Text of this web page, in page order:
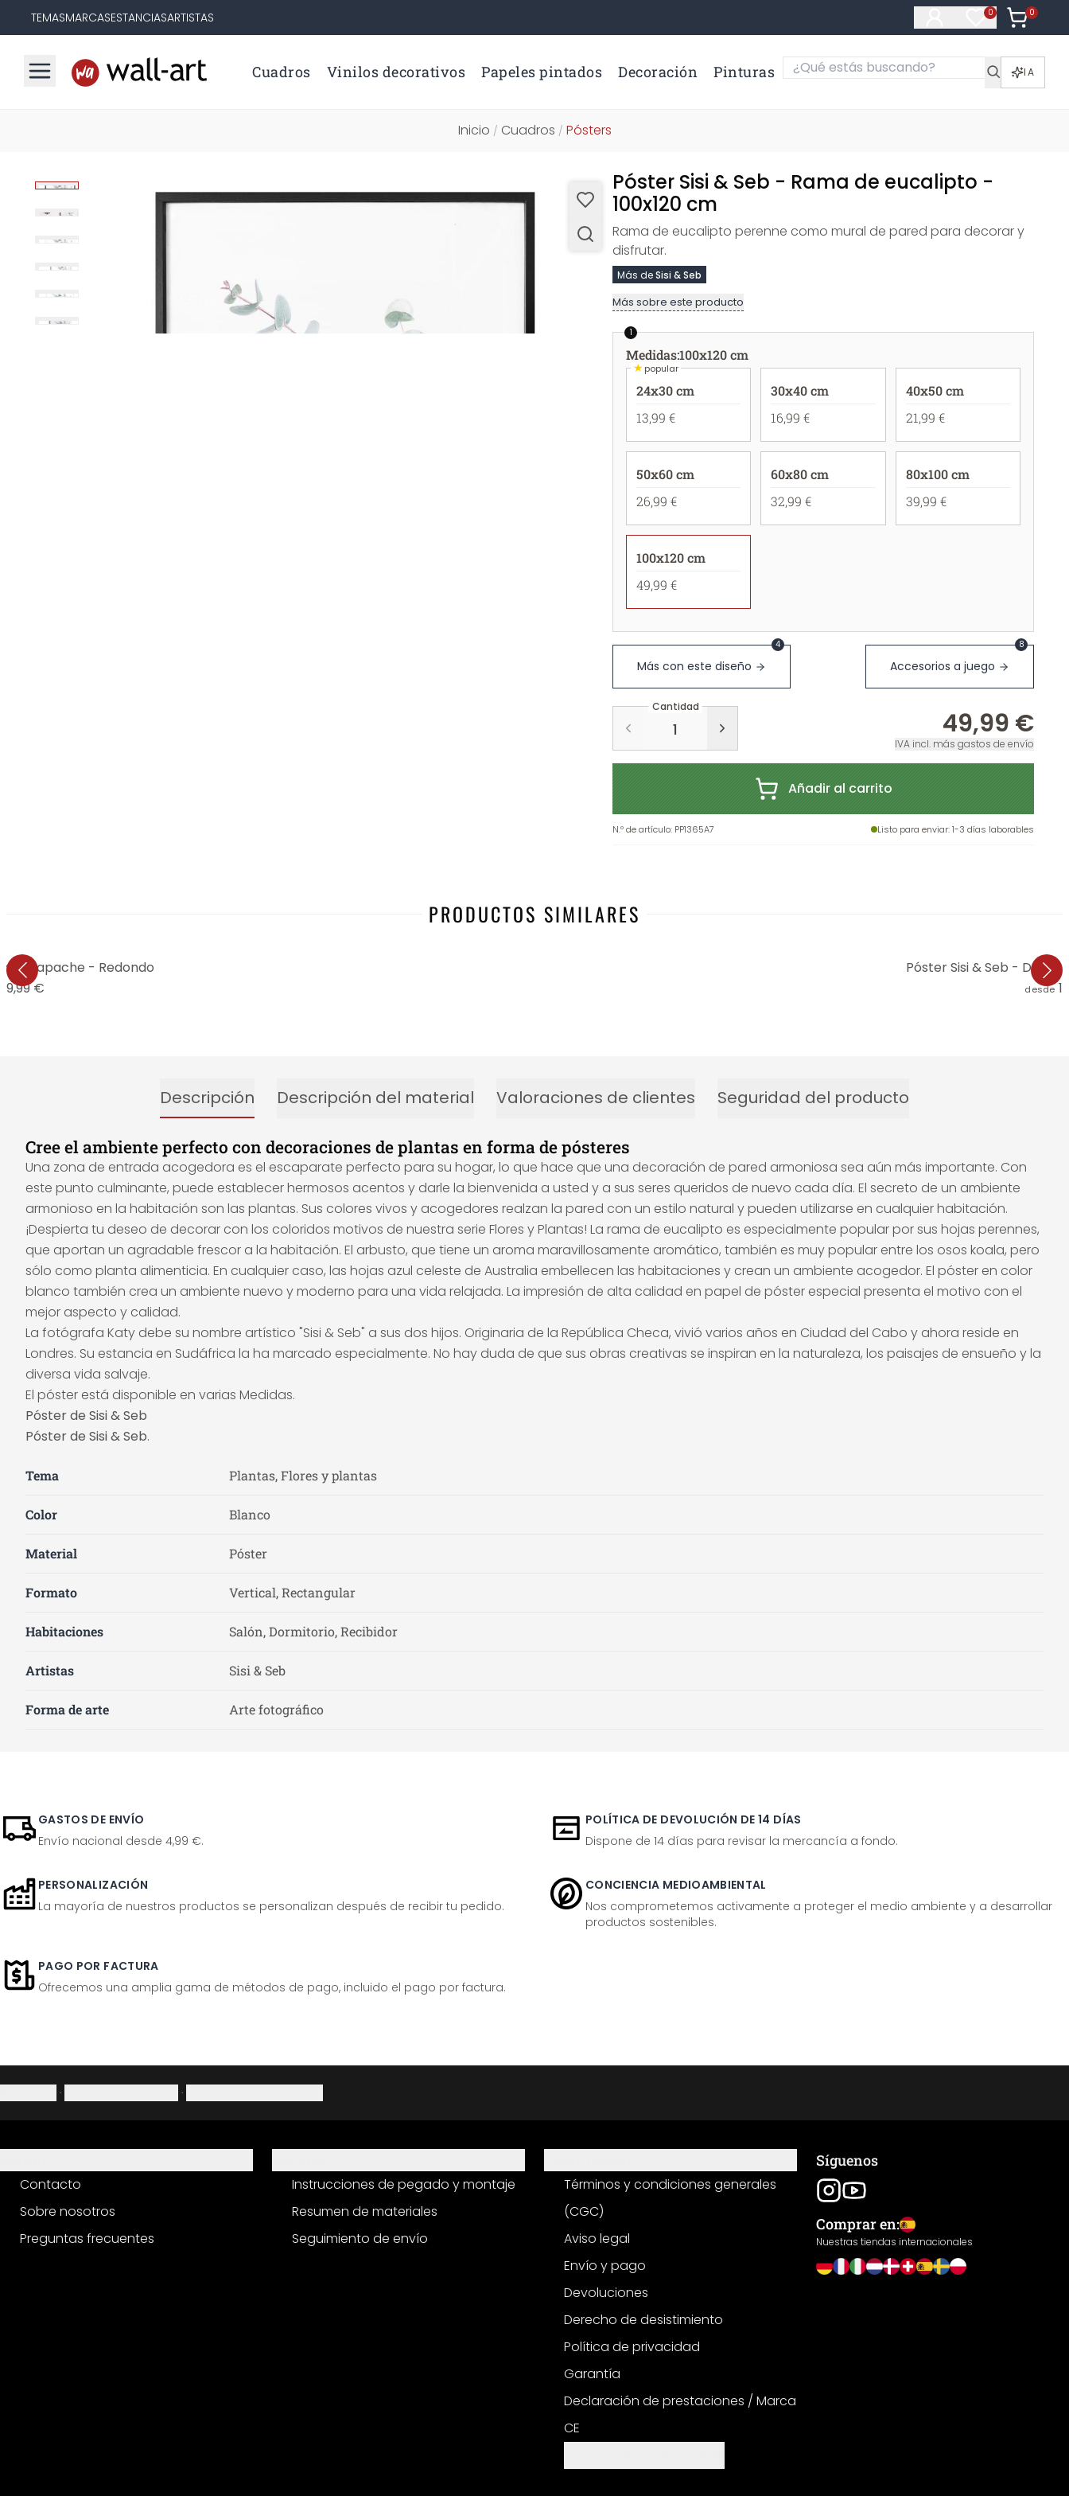
TEMASMARCASESTANCIASARTISTAS 0
Artículos en
0
Artículos
Cuadros Vinilos decorativos Papeles pintados Decoración Pinturas IA
Inicio / Cuadros / Pósters
Póster Sisi & Seb - Rama de eucalipto -
100x120 cm
Rama de eucalipto perenne como mural de pared para decorar y
disfrutar.
Más deSisi & Seb
Más sobre este producto
1
Medidas:100x120 cm
★popular
24x30 cm
13,99 €
30x40 cm
16,99 €
40x50 cm
21,99 €
50x60 cm
26,99 €
60x80 cm
32,99 €
80x100 cm
39,99 €
100x120 cm
49,99 €
Más con este diseño
4
Accesorios a juego
8
Cantidad
49,99 €
IVA incl. más gastos de envío
Añadir al carrito
N.º de artículo: PP1365A7 Listo para enviar: 1-3 días laborables
PRODUCTOS SIMILARES
de mapache - Redondo
19,99 €
Póster Sisi & Seb -
desde
Descripción Descripción del material Valoraciones de clientes Seguridad del producto
Cree el ambiente perfecto con decoraciones de plantas en forma de pósteres
Una zona de entrada acogedora es el escaparate perfecto para su hogar, lo que hace que una decoración de pared armoniosa sea aún más importante. Con
este punto culminante, puede establecer hermosos acentos y darle la bienvenida a usted y a sus seres queridos de nuevo cada día. El secreto de un ambiente
armonioso en la habitación son las plantas. Sus colores vivos y acogedores realzan la pared con un estilo natural y pueden utilizarse en cualquier habitación.
¡Despierta tu deseo de decorar con los coloridos motivos de nuestra serie Flores y Plantas! La rama de eucalipto es especialmente popular por sus hojas perennes,
que aportan un agradable frescor a la habitación. El arbusto, que tiene un aroma maravillosamente aromático, también es muy popular entre los osos koala, pero
sólo como planta alimenticia. En cualquier caso, las hojas azul celeste de Australia embellecen las habitaciones y crean un ambiente acogedor. El póster en color
blanco también crea un ambiente nuevo y moderno para una vida relajada. La impresión de alta calidad en papel de póster especial presenta el motivo con el
mejor aspecto y calidad.
La fotógrafa Katy debe su nombre artístico "Sisi & Seb" a sus dos hijos. Originaria de la República Checa, vivió varios años en Ciudad del Cabo y ahora reside en
Londres. Su estancia en Sudáfrica la ha marcado especialmente. No hay duda de que sus obras creativas se inspiran en la naturaleza, los paisajes de ensueño y la
diversa vida salvaje.
El póster está disponible en varias Medidas.
Póster de Sisi & Seb
Póster de Sisi & Seb.
Tema Plantas, Flores y plantas
Color Blanco
Material Póster
Formato Vertical, Rectangular
Habitaciones Salón, Dormitorio, Recibidor
Artistas Sisi & Seb
Forma de arte Arte fotográfico
GASTOS DE ENVÍO
Envío nacional desde 4,99 €.
POLÍTICA DE DEVOLUCIÓN DE 14 DÍAS
Dispone de 14 días para revisar la mercancía a fondo.
PERSONALIZACIÓN
La mayoría de nuestros productos se personalizan después de recibir tu pedido.
CONCIENCIA MEDIOAMBIENTAL
Nos comprometemos activamente a proteger el medio ambiente y a desarrollar
productos sostenibles.
PAGO POR FACTURA
Ofrecemos una amplia gama de métodos de pago, incluido el pago por factura.
· ·
Contacto
Sobre nosotros
Preguntas frecuentes
Instrucciones de pegado y montaje
Resumen de materiales
Seguimiento de envío
Términos y condiciones generales
(CGC)
Aviso legal
Envío y pago
Devoluciones
Derecho de desistimiento
Política de privacidad
Garantía
Declaración de prestaciones / Marca
CE
Síguenos
Comprar en:
Nuestras tiendas internacionales